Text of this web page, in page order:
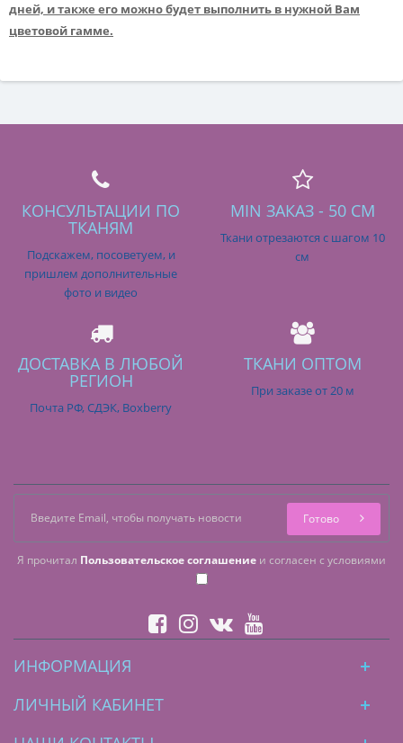
дней, и также его можно будет выполнить в нужной Вам
цветовой гамме.
КОНСУЛЬТАЦИИ ПО
ТКАНЯМ
Подскажем, посоветуем, и
пришлем дополнительные
фото и видео
MIN ЗАКАЗ - 50 СМ
Ткани отрезаются с шагом 10
см
ДОСТАВКА В ЛЮБОЙ
РЕГИОН
Почта РФ, СДЭК, Boxberry
ТКАНИ ОПТОМ
При заказе от 20 м
Я прочитал Пользовательское соглашение и согласен с условиями
Готово
ИНФОРМАЦИЯ
ЛИЧНЫЙ КАБИНЕТ